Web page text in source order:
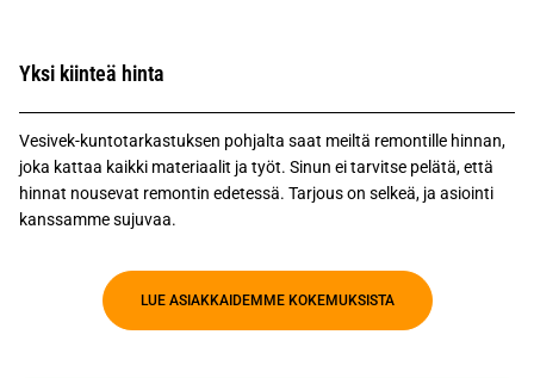
Yksi kiinteä hinta
Vesivek-kuntotarkastuksen pohjalta saat meiltä remontille hinnan,
joka kattaa kaikki materiaalit ja työt. Sinun ei tarvitse pelätä, että
hinnat nousevat remontin edetessä. Tarjous on selkeä, ja asiointi
kanssamme sujuvaa.
LUE ASIAKKAIDEMME KOKEMUKSISTA